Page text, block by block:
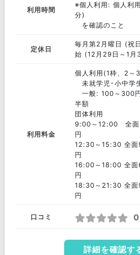
利用時間
※個人利用: 個人利
分)
を確認のこと
定休日
毎月第2月曜日 (祝
始 (12月29日～1月
利用料金
個人利用(1枠、2～
未就学児･小中学
一般: 100～300
半額
団体利用
9:00～12:00 全
円
12:30～15:30 全
円
16:00～18:00 全
円
18:30～21:30 全
円
口コミ
詳細を確認す